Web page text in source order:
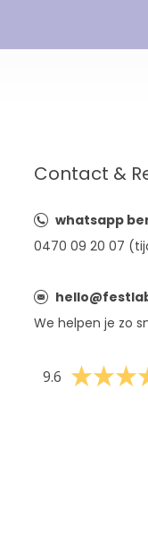
Contact &
whatsapp
0470 09 20 07
We helpen je zo
9.6